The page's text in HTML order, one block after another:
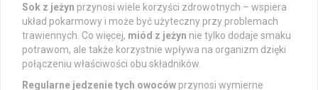
Sok z jeżyn przynosi wiele korzyści zdrowotnych – wspiera
układ pokarmowy i może być użyteczny przy problemach
trawiennych. Co więcej, miód z jeżyn nie tylko dodaje smaku
potrawom, ale także korzystnie wpływa na organizm dzięki
połączeniu właściwości obu składników.
Regularne jedzenie tych owoców przynosi wymierne